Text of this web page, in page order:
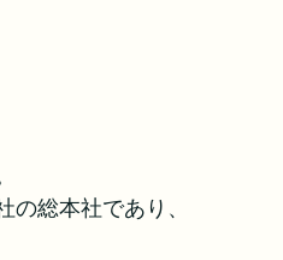
総本社であり、